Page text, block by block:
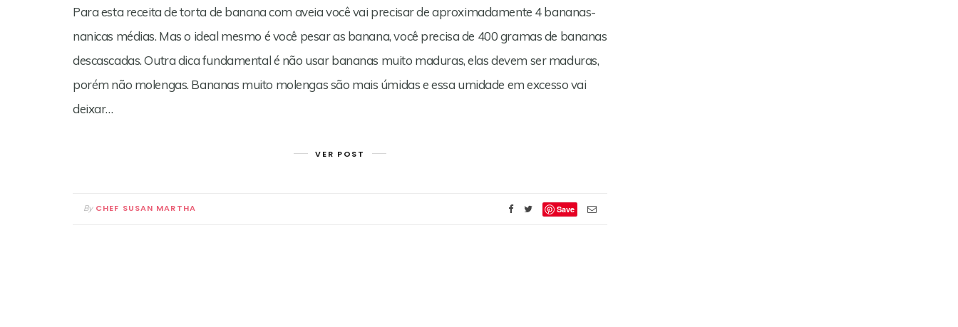
Para esta receita de torta de banana com aveia você vai precisar de aproximadamente 4 bananas-
nanicas médias. Mas o ideal mesmo é você pesar as banana, você precisa de 400 gramas de bananas
descascadas. Outra dica fundamental é não usar bananas muito maduras, elas devem ser maduras,
porém não molengas. Bananas muito molengas são mais úmidas e essa umidade em excesso vai
deixar…
VER POST
By CHEF SUSAN MARTHA Save